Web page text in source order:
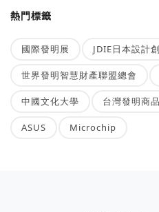
熱門標籤
國際發明展 JDIE日本設計
世界發明智慧財產聯盟總會
中國文化大學 台灣發明商
ASUS Microchip